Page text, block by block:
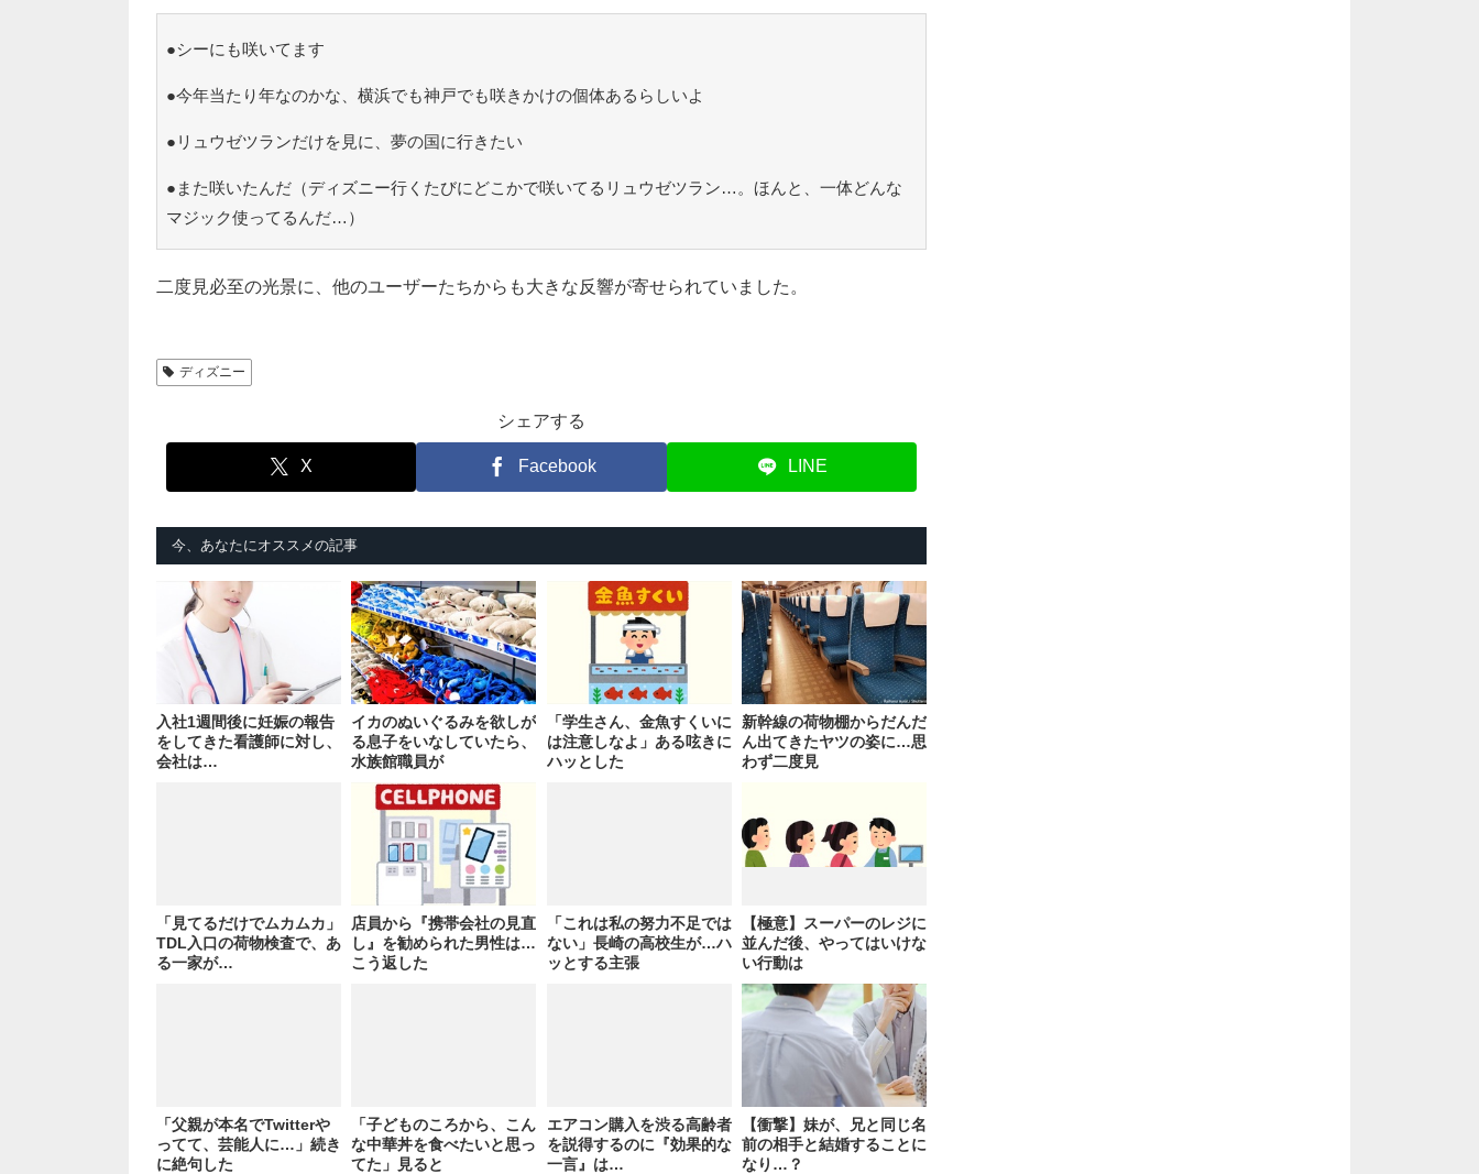
●シーにも咲いてます
●今年当たり年なのかな、横浜でも神戸でも咲きかけの個体あるらしいよ
●リュウゼツランだけを見に、夢の国に行きたい
●また咲いたんだ（ディズニー行くたびにどこかで咲いてるリュウゼツラン…。ほんと、一体どんな
マジック使ってるんだ…）
二度見必至の光景に、他のユーザーたちからも大きな反響が寄せられていました。
ディズニー
シェアする
X Facebook LINE
今、あなたにオススメの記事
入社1週間後に妊娠の報告
をしてきた看護師に対し、
会社は…
イカのぬいぐるみを欲しが
る息子をいなしていたら、
水族館職員が
「学生さん、金魚すくいに
は注意しなよ」ある呟きに
ハッとした
新幹線の荷物棚からだんだ
ん出てきたヤツの姿に…思
わず二度見
「見てるだけでムカムカ」
TDL入口の荷物検査で、あ
る一家が…
店員から『携帯会社の見直
し』を勧められた男性は…
こう返した
「これは私の努力不足では
ない」長崎の高校生が…ハ
ッとする主張
【極意】スーパーのレジに
並んだ後、やってはいけな
い行動は
「父親が本名でTwitterや
ってて、芸能人に…」続き
に絶句した
「子どものころから、こん
な中華丼を食べたいと思っ
てた」見ると
エアコン購入を渋る高齢者
を説得するのに『効果的な
一言』は…
【衝撃】妹が、兄と同じ名
前の相手と結婚することに
なり…？